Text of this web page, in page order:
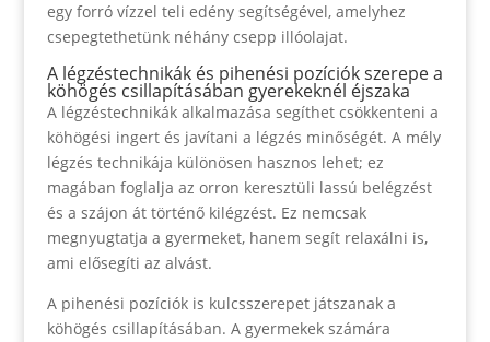
egy forró vízzel teli edény segítségével, amelyhez
csepegtethetünk néhány csepp illóolajat.
A légzéstechnikák és pihenési pozíciók szerepe a
köhögés csillapításában gyerekeknél éjszaka
A légzéstechnikák alkalmazása segíthet csökkenteni a
köhögési ingert és javítani a légzés minőségét. A mély
légzés technikája különösen hasznos lehet; ez
magában foglalja az orron keresztüli lassú belégzést
és a szájon át történő kilégzést. Ez nemcsak
megnyugtatja a gyermeket, hanem segít relaxálni is,
ami elősegíti az alvást.
A pihenési pozíciók is kulcsszerepet játszanak a
köhögés csillapításában. A gyermekek számára